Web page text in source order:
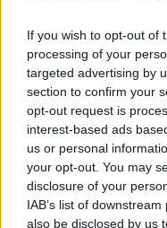
If you wish to opt-out of
processing of your
targeted advertising by
section to confirm your
opt-out request is
interest-based ads
us or personal
your opt-out. You may
disclosure of your
IAB’s list of
also be disclosed by us
εργαζόμενου"